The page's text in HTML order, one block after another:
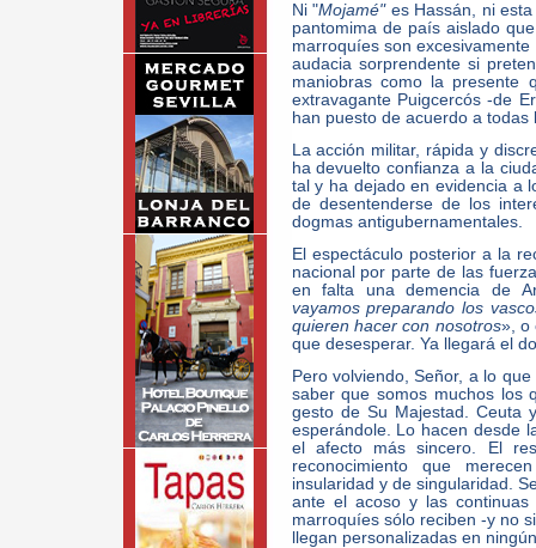
Ni "Mojamé"es Hassán, ni esta
pantomima de país aislado
marroquíes son
audacia sorprendente si
maniobras como la presente
extravagante Puigcercós -de
han puesto de acuerdo a
La acción militar, rápida y
ha devuelto confianza a la
tal y ha dejado en evidencia a
de desentenderse de los
dogmas antigubernamentales.
El espectáculo posterior a la
nacional por parte de las
en falta una demencia de
vayamos preparando los
quieren hacer con nosotros», o
que desesperar. Ya llegará el
Pero volviendo, Señor, a lo
saber que somos muchos los
gesto de Su Majestad. Ceuta
esperándole. Lo hacen desde
el afecto más sincero. El
reconocimiento que
insularidad y de singularidad.
ante el acoso y las continuas
marroquíes sólo reciben -y no
llegan personalizadas en